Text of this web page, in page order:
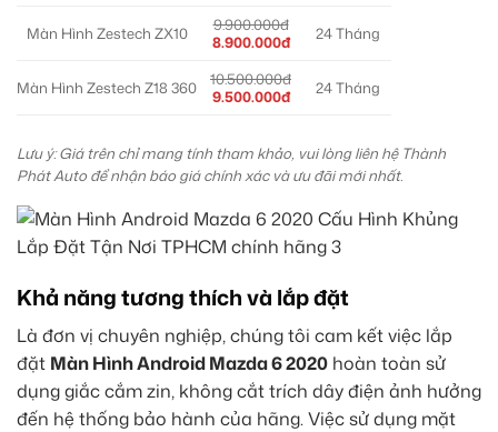
Màn Hình Zestech ZX10
9.900.000đ
8.900.000đ
24 Tháng
Màn Hình Zestech Z18 360
10.500.000đ
9.500.000đ
24 Tháng
Lưu ý: Giá trên chỉ mang tính tham khảo, vui lòng liên hệ Thành
Phát Auto để nhận báo giá chính xác và ưu đãi mới nhất.
Khả năng tương thích và lắp đặt
Là đơn vị chuyên nghiệp, chúng tôi cam kết việc lắp
đặt Màn Hình Android Mazda 6 2020 hoàn toàn sử
dụng giắc cắm zin, không cắt trích dây điện ảnh hưởng
đến hệ thống bảo hành của hãng. Việc sử dụng mặt